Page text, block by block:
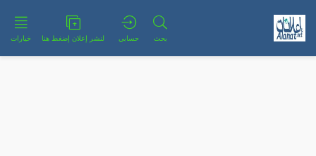
بحث حسابي لنشر إعلان إضغط هنا خيارات